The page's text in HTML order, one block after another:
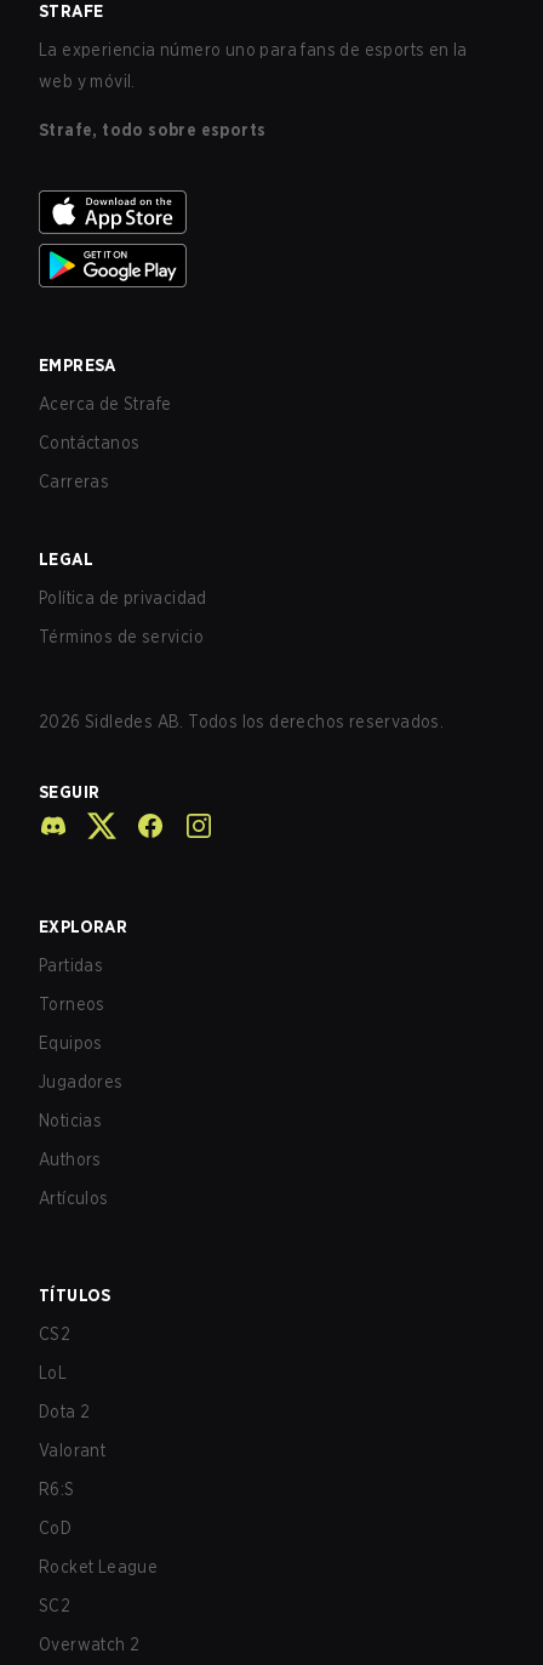
STRAFE
La experiencia número uno para fans de esports en la
web y móvil.
Strafe, todo sobre esports
EMPRESA
Acerca de Strafe
Contáctanos
Carreras
LEGAL
Política de privacidad
Términos de servicio
2026 Sidledes AB. Todos los derechos reservados.
SEGUIR
EXPLORAR
Partidas
Torneos
Equipos
Jugadores
Noticias
Authors
Artículos
TÍTULOS
CS2
LoL
Dota 2
Valorant
R6:S
CoD
Rocket League
SC2
Overwatch 2